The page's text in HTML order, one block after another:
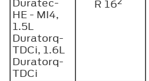
HE - MI4,
1.5L
Duratorq-
TDCi, 1.6L
Duratorq-
TDCi
R 16